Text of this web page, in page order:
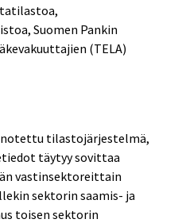
Suomen Pankin
(TELA)
tilastojärjestelmä,
täytyy sovittaa
vastinsektoreittain
sektorin saamis- ja
toisen sektorin